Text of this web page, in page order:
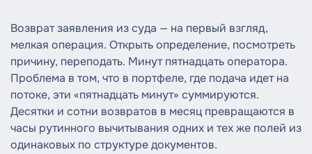
Возврат заявления из суда — на первый взгляд,
мелкая операция. Открыть определение, посмотреть
причину, переподать. Минут пятнадцать оператора.
Проблема в том, что в портфеле, где подача идет на
потоке, эти «пятнадцать минут» суммируются.
Десятки и сотни возвратов в месяц превращаются в
часы рутинного вычитывания одних и тех же полей из
одинаковых по структуре документов.